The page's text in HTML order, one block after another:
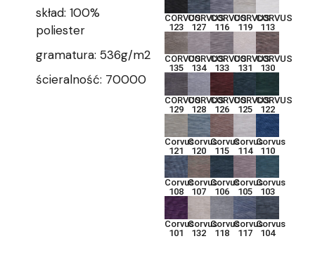
skład: 100%
poliester
gramatura: 536g/m2
ścieralność: 70000
CORVUS
123
CORVUS
127
CORVUS
116
CORVUS
119
CORVUS
113
CORVUS
135
CORVUS
134
CORVUS
133
CORVUS
131
CORVUS
130
CORVUS
129
CORVUS
128
CORVUS
126
CORVUS
125
CORVUS
122
Corvus
121
Corvus
120
Corvus
115
Corvus
114
Corvus
110
Corvus
108
Corvus
107
Corvus
106
Corvus
105
Corvus
103
Corvus
101
Corvus
132
Corvus
118
Corvus
117
Corvus
104